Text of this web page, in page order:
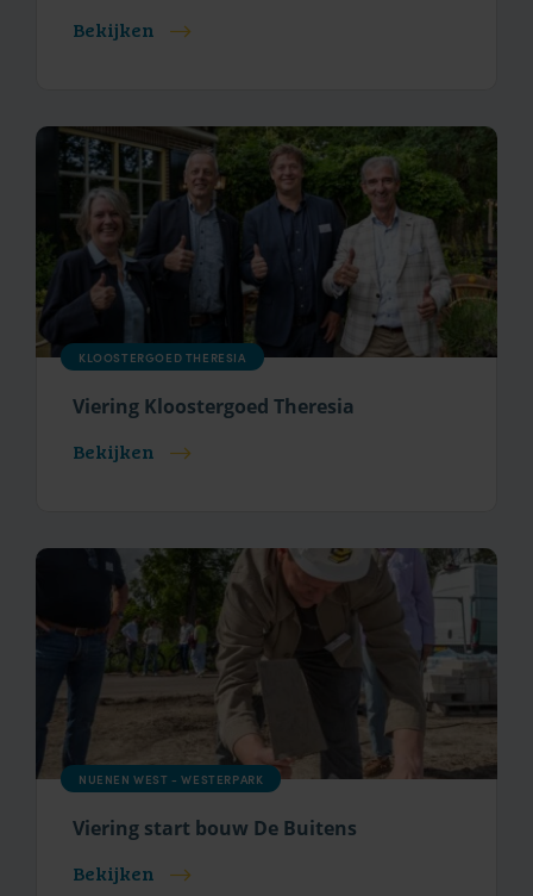
Bekijken
KLOOSTERGOED THERESIA
Viering Kloostergoed Theresia
Bekijken
NUENEN WEST - WESTERPARK
Viering start bouw De Buitens
Bekijken